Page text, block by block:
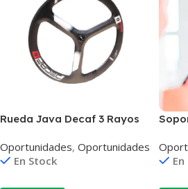
Rueda Java Decaf 3 Rayos
Oportunidades, Oportunidades
En Stock